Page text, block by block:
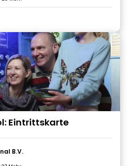
Eintrittskarte
B.V.